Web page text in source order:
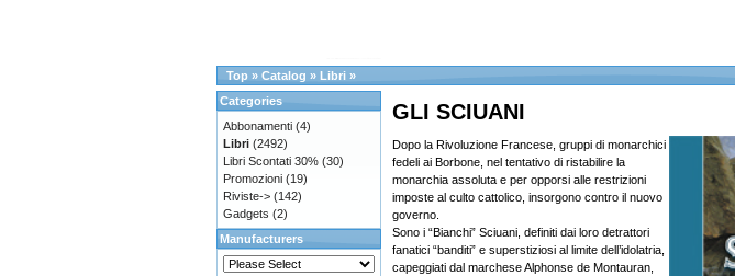
Top » Catalog » Libri »
GLI SCIUANI
Dopo la Rivoluzione Francese, gruppi di monarchici
fedeli ai Borbone, nel tentativo di ristabilire la
monarchia assoluta e per opporsi alle restrizioni
imposte al culto cattolico, insorgono contro il nuovo
governo.
Sono i “Bianchi” Sciuani, definiti dai loro detrattori
fanatici “banditi” e superstiziosi al limite dell’idolatria,
capeggiati dal marchese Alphonse de Montauran,
Categories
Abbonamenti (4)
Libri (2492)
Libri Scontati 30% (30)
Promozioni (19)
Riviste-> (142)
Gadgets (2)
Manufacturers